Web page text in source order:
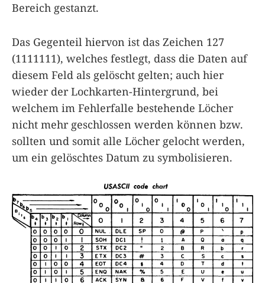
Bereich gestanzt.
Das Gegenteil hiervon ist das Zeichen 127
(1111111), welches festlegt, dass die Daten auf
diesem Feld als gelöscht gelten; auch hier
wieder der Lochkarten-Hintergrund, bei
welchem im Fehlerfalle bestehende Löcher
nicht mehr geschlossen werden können bzw.
sollten und somit alle Löcher gelocht werden,
um ein gelöschtes Datum zu symbolisieren.